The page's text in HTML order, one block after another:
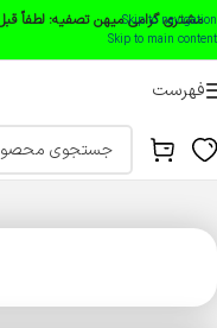
Skip to navigation
Skip to main content
مشتری گرامی میهن تصفیه: لطفاً
فهرست